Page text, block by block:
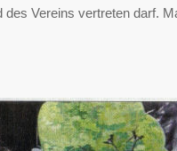
Vereins vertreten darf.